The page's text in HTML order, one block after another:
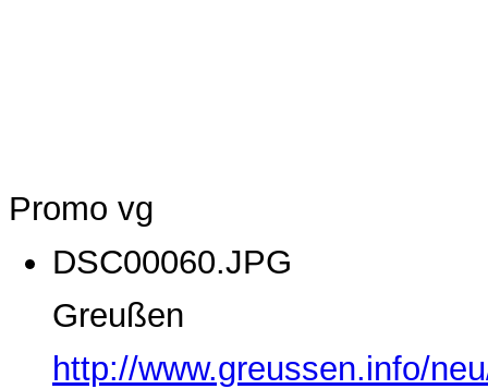
Promo vg
DSC00060.JPG
Greußen
http://www.greussen.info/